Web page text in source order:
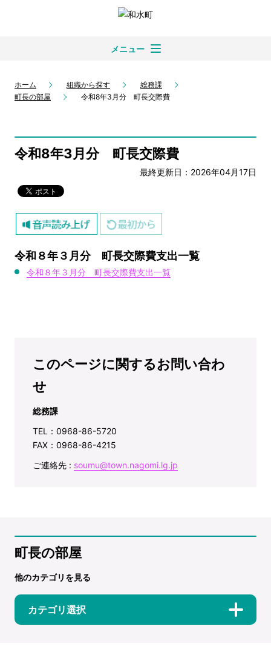
メニュー
ホーム 組織から探す
総務課
町長の部屋
令和8年3月分 町長交際費
令和8年3月分 町長交際費
最終更新日：2026年04月17日
令和８年３月分 町長交際費支出一覧
令和８年３月分 町長交際費支出一覧
このページに関するお問い合わ
せ
総務課
TEL：0968-86-5720
FAX：0968-86-4215
ご連絡先 : soumu@town.nagomi.lg.jp
町長の部屋
他のカテゴリを見る
カテゴリ選択